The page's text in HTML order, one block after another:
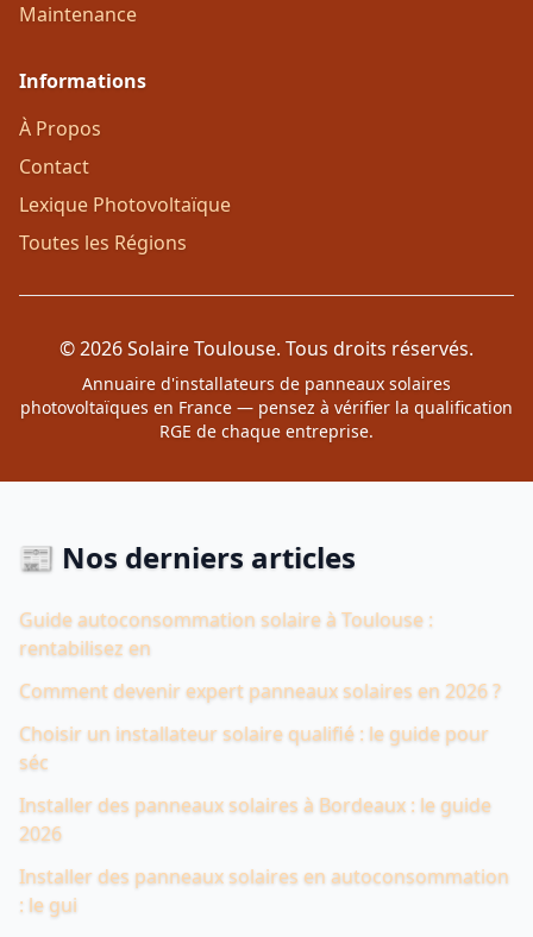
Maintenance
Informations
À Propos
Contact
Lexique Photovoltaïque
Toutes les Régions
© 2026 Solaire Toulouse. Tous droits réservés.
Annuaire d'installateurs de panneaux solaires
photovoltaïques en France — pensez à vérifier la qualification
RGE de chaque entreprise.
📰 Nos derniers articles
Guide autoconsommation solaire à Toulouse :
rentabilisez en
Comment devenir expert panneaux solaires en 2026 ?
Choisir un installateur solaire qualifié : le guide pour
séc
Installer des panneaux solaires à Bordeaux : le guide
2026
Installer des panneaux solaires en autoconsommation
: le gui